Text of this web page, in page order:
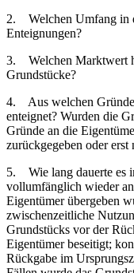
2. Welchen Umfang in
Enteignungen?
3. Welchen Marktwert
Grundstücke?
4. Aus welchen
enteignet? Wurden die
Gründe an die
zurückgegeben oder
5. Wie lang dauerte es
vollumfänglich wieder
Eigentümer übergeben
zwischenzeitliche
Grundstücks vor der
Eigentümer beseitigt;
Rückgabe im